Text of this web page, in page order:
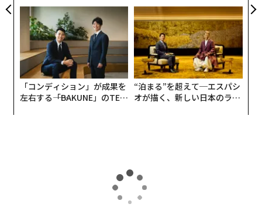
トップエグゼクティブのキャ
リアに触れる1日│CAREER S
UMMIT 2026
た「DISCOVER」の哲学
「コンディション」が成果を
左右する――「BAKUNE」のTEN
“泊まる”を超えて─エスパシ
オが描く、新しい日本のラグ